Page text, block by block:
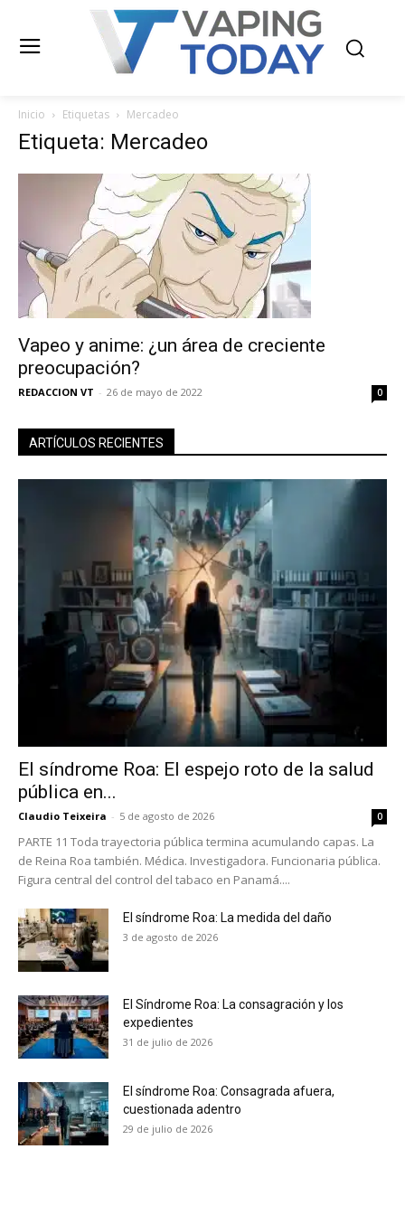
No te pierdas de las
Inicio Etiquetas Mercadeo
Etiqueta: Mercadeo
Vapeo y anime: ¿un área de creciente
preocupación?
REDACCION VT - 26 de mayo de 2022 0
ARTÍCULOS RECIENTES
El síndrome Roa: El espejo roto de la salud
pública en...
Claudio Teixeira - 5 de agosto de 2026 0
PARTE 11 Toda trayectoria pública termina acumulando capas. La
de Reina Roa también. Médica. Investigadora. Funcionaria pública.
Figura central del control del tabaco en Panamá....
El síndrome Roa: La medida del daño
3 de agosto de 2026
El Síndrome Roa: La consagración y los
expedientes
31 de julio de 2026
El síndrome Roa: Consagrada afuera,
cuestionada adentro
29 de julio de 2026